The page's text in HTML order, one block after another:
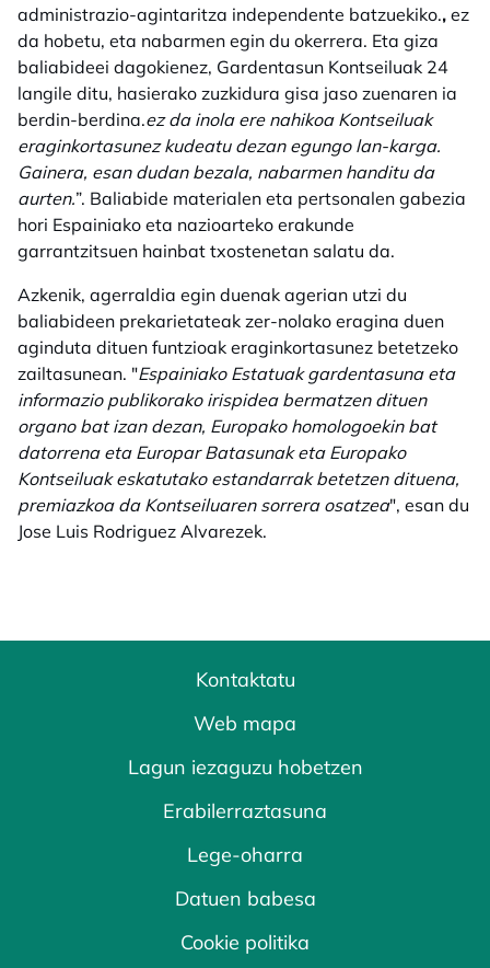
administrazio-agintaritza independente batzuekiko., ez
da hobetu, eta nabarmen egin du okerrera. Eta giza
baliabideei dagokienez, Gardentasun Kontseiluak 24
langile ditu, hasierako zuzkidura gisa jaso zuenaren ia
berdin-berdina.ez da inola ere nahikoa Kontseiluak
eraginkortasunez kudeatu dezan egungo lan-karga.
Gainera, esan dudan bezala, nabarmen handitu da
aurten.”. Baliabide materialen eta pertsonalen gabezia
hori Espainiako eta nazioarteko erakunde
garrantzitsuen hainbat txostenetan salatu da.
Azkenik, agerraldia egin duenak agerian utzi du
baliabideen prekarietateak zer-nolako eragina duen
aginduta dituen funtzioak eraginkortasunez betetzeko
zailtasunean. "Espainiako Estatuak gardentasuna eta
informazio publikorako irispidea bermatzen dituen
organo bat izan dezan, Europako homologoekin bat
datorrena eta Europar Batasunak eta Europako
Kontseiluak eskatutako estandarrak betetzen dituena,
premiazkoa da Kontseiluaren sorrera osatzea", esan du
Jose Luis Rodriguez Alvarezek.
Kontaktatu
Web mapa
Lagun iezaguzu hobetzen
Erabilerraztasuna
Lege-oharra
Datuen babesa
Cookie politika